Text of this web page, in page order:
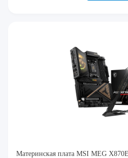
Материнская плата MSI MEG